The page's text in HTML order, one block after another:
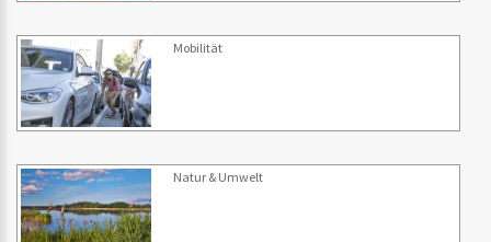
Mobilität
Natur & Umwelt